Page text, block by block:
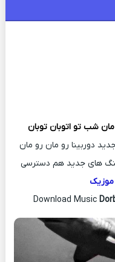
مان شب تو اتوبان توبان
دوربینا رو مان رو مان
های جدید هم دسترسی
موزیک
Download Music